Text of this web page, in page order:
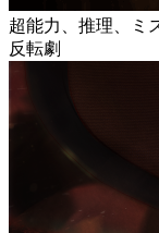
超能力、推理、ミ
反転劇